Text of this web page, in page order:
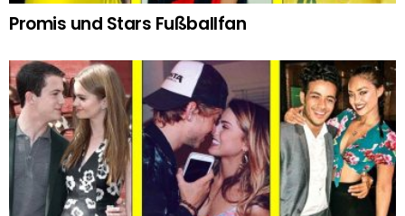
Promis und Stars Fußballfan